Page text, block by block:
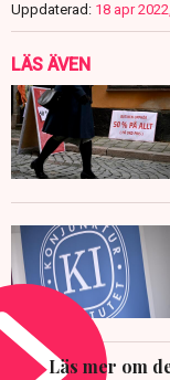
Uppdaterad: 18 apr
LÄS ÄVEN
Läs mer om